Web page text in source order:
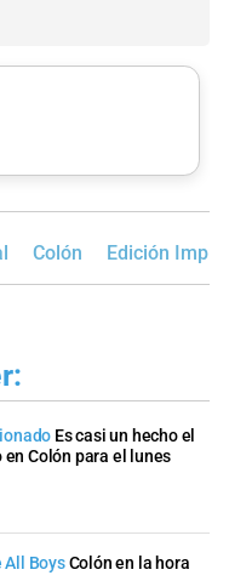
Colón Edición
Es casi un hecho el
Colón para el lunes
All BoysColón en la hora